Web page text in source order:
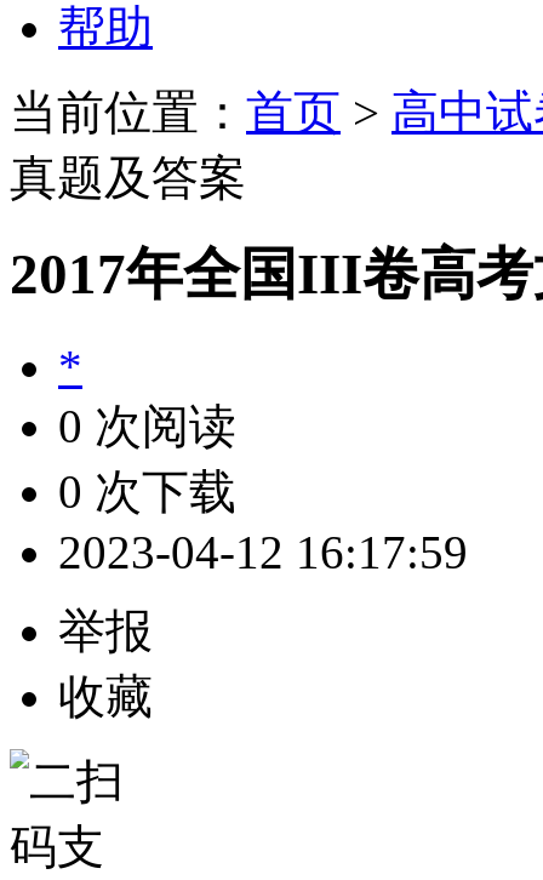
帮助
当前位置： 首页 > 高中
真题及答案
2017年全国III卷高
*
0 次阅读
0 次下载
2023-04-12 16:17:59
举报
收藏